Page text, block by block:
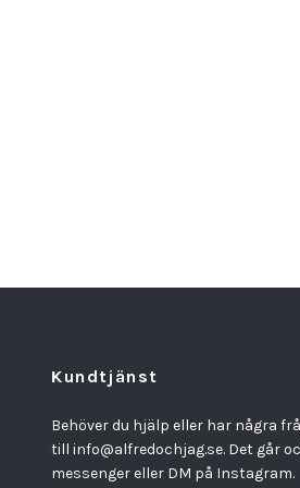
Kundtjänst
Behöver du hjälp eller har några
till info@alfredochjag.se. Det går
messenger eller DM på Instagram.